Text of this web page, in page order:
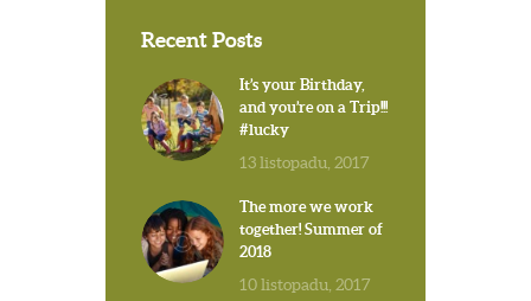
Recent Posts
It’s your Birthday,
and you’re on a Trip!!!
#lucky
13 listopadu, 2017
The more we work
together! Summer of
2018
10 listopadu, 2017